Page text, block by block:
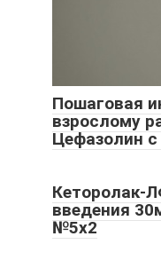
Пошаговая
взрослому
Цефазолин
Кеторолак-
введения
№5х2